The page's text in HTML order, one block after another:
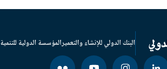
البنك الدولي للإنشاء والتعميرالمؤسسة الدولية للتنمية